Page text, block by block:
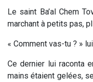
Le saint Ba’al Chem
marchant à petits pas,
« Comment vas-tu ? »
Ce dernier lui raconta
mains étaient gelées,